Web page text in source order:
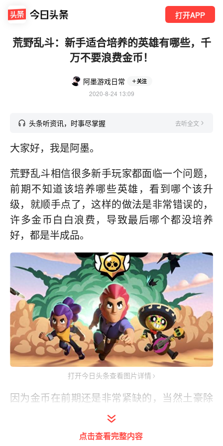
打开APP
荒野乱斗：新手适合培养的英雄有哪些，千
万不要浪费金币！
阿墨游戏日常 关注
2020-8-24 13:09
头条听资讯，时事尽掌握 去听全文
大家好，我是阿墨。
荒野乱斗相信很多新手玩家都面临一个问题，
前期不知道该培养哪些英雄，看到哪个该升
级，就顺手点了，这样的做法是非常错误的，
许多金币白白浪费，导致最后哪个都没培养
好，都是半成品。
打开今日头条查看图片详情
因为金币在前期还是非常紧缺的，当然土豪除
外，那么对于一般的玩家来说，合理的使用金
币来培养适合自己的英雄才能更好的上分。前
点击查看完整内容